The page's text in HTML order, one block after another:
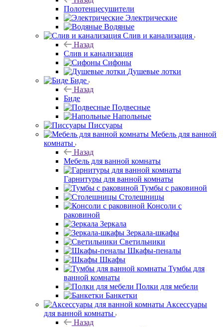
Полотенцесушители
Электрические
Водяные
Слив и канализация
Назад
Слив и канализация
Сифоны
Душевые лотки
Биде
Назад
Биде
Подвесные
Напольные
Писсуары
Мебель для ванной
комнаты
Назад
Мебель для ванной комнаты
Гарнитуры для ванной комнаты
Тумбы с раковиной
Столешницы
Консоли с
раковиной
Зеркала
Зеркала-шкафы
Светильники
Шкафы-пеналы
Шкафы
Тумбы для
ванной комнаты
Полки для мебели
Банкетки
Аксессуары
для ванной комнаты
Назад